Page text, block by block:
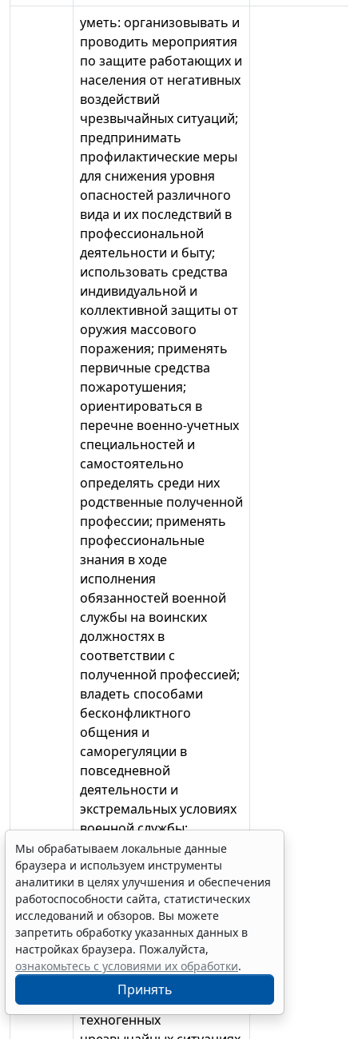
уметь: организовывать и
проводить мероприятия
по защите работающих и
населения от негативных
воздействий
чрезвычайных ситуаций;
предпринимать
профилактические меры
для снижения уровня
опасностей различного
вида и их последствий в
профессиональной
деятельности и быту;
использовать средства
индивидуальной и
коллективной защиты от
оружия массового
поражения; применять
первичные средства
пожаротушения;
ориентироваться в
перечне военно-учетных
специальностей и
самостоятельно
определять среди них
родственные полученной
профессии; применять
профессиональные
знания в ходе
исполнения
обязанностей военной
службы на воинских
должностях в
соответствии с
полученной профессией;
владеть способами
бесконфликтного
общения и
саморегуляции в
повседневной
деятельности и
экстремальных условиях
военной службы;
оказывать первую
помощь пострадавшим;
знать: принципы
обеспечения
устойчивости объектов
экономики,
прогнозирования
развития событий и
оценки последствий при
техногенных
Мы обрабатываем локальные данные
браузера и используем инструменты
аналитики в целях улучшения и обеспечения
работоспособности сайта, статистических
исследований и обзоров. Вы можете
запретить обработку указанных данных в
настройках браузера. Пожалуйста,
ознакомьтесь с условиями их обработки.
Принять